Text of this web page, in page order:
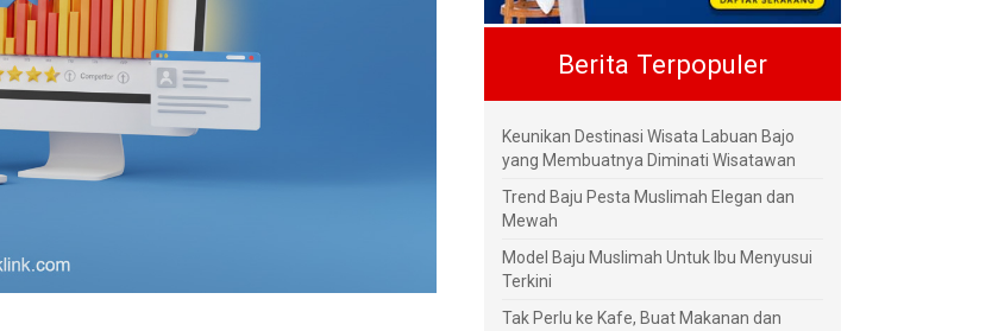
Berita Terpopuler
Keunikan Destinasi Wisata Labuan Bajo
yang Membuatnya Diminati Wisatawan
Trend Baju Pesta Muslimah Elegan dan
Mewah
Model Baju Muslimah Untuk Ibu Menyusui
Terkini
Tak Perlu ke Kafe, Buat Makanan dan